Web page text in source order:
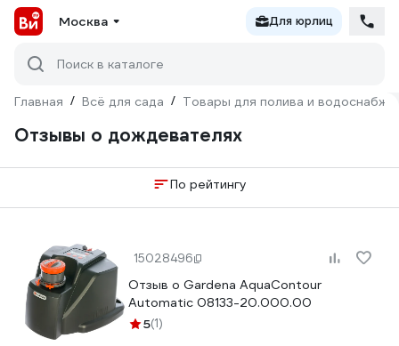
Москва Для юрлиц
Поиск в каталоге
Главная / Всё для сада / Товары для полива и
Отзывы о дождевателях
По рейтингу
15028496
Отзыв о Gardena AquaContour
Automatic 08133-20.000.00
5(1)